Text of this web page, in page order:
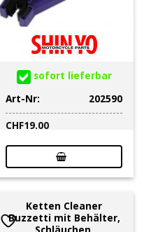
sofort lieferbar
Art-Nr:
202590
CHF19.00
Ketten Cleaner
Buzzetti mit Behälter,